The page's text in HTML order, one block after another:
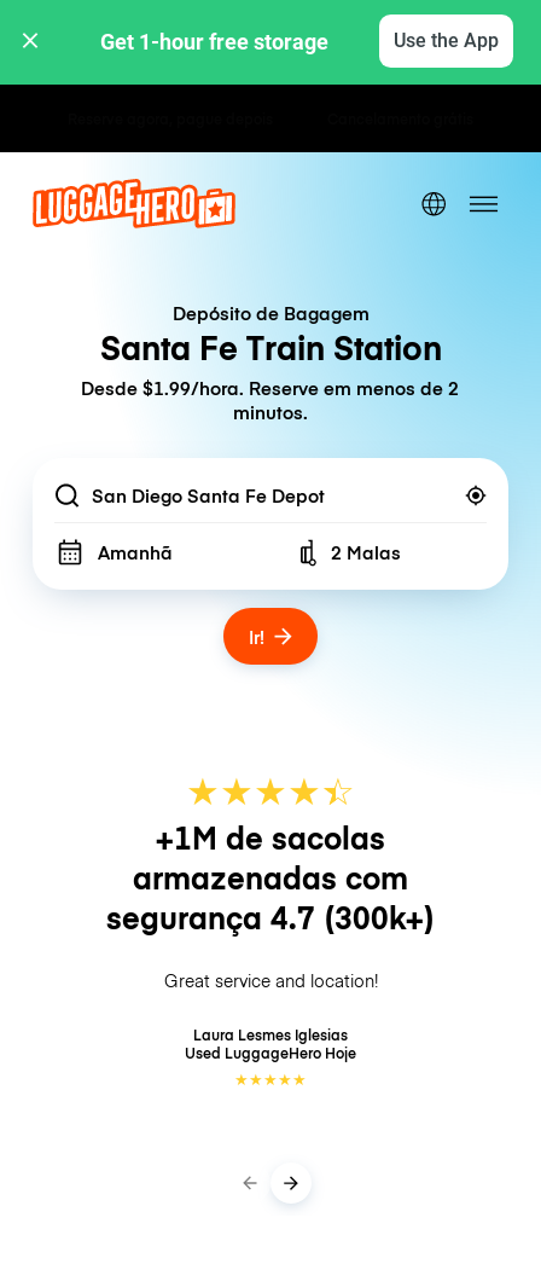
Get 1-hour free storage Use the App
Depósito de Bagagem
Santa Fe Train Station
Desde $1.99/hora. Reserve em menos de 2
minutos.
Location
Amanhã Number of bags
2 Malas
Ir!
★★★★☆
★
+1M de sacolas
armazenadas com
segurança 4.7 (300k+)
Great service and location!
Laura Lesmes Iglesias
Used LuggageHero Hoje
★★★★★